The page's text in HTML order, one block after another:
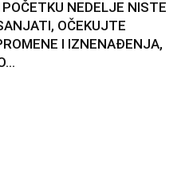
NEDELJE NISTE
OČEKUJTE
I IZNENAĐENJA,